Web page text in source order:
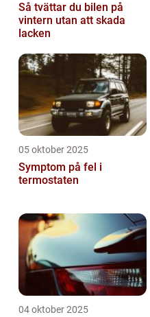
Så tvättar du bilen på
vintern utan att skada
lacken
05 oktober 2025
Symptom på fel i
termostaten
04 oktober 2025